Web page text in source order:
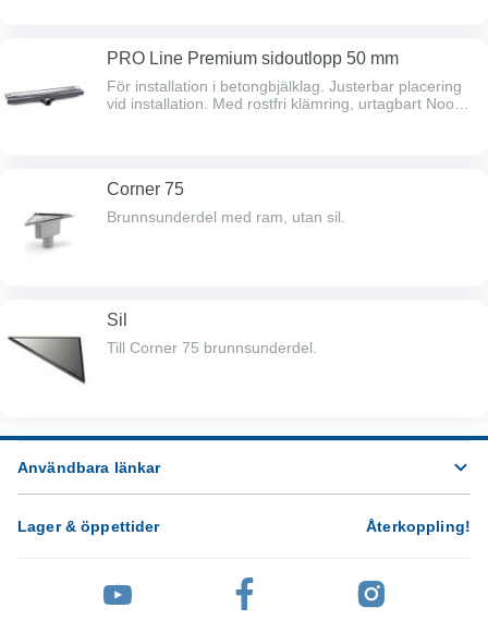
PRO Line Premium sidoutlopp 50 mm
För installation i betongbjälklag. Justerbar placering
vid installation. Med rostfri klämring, urtagbart Nood
Corner 75
Brunnsunderdel med ram, utan sil.
Sil
Till Corner 75 brunnsunderdel.
Användbara länkar
Lager & öppettider Återkoppling!